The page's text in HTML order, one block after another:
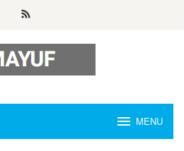
MENU